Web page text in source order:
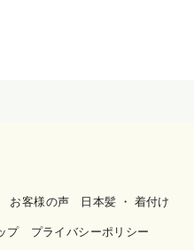
お客様の声 日本髪 ・ 着付け
プ プライバシーポリシー